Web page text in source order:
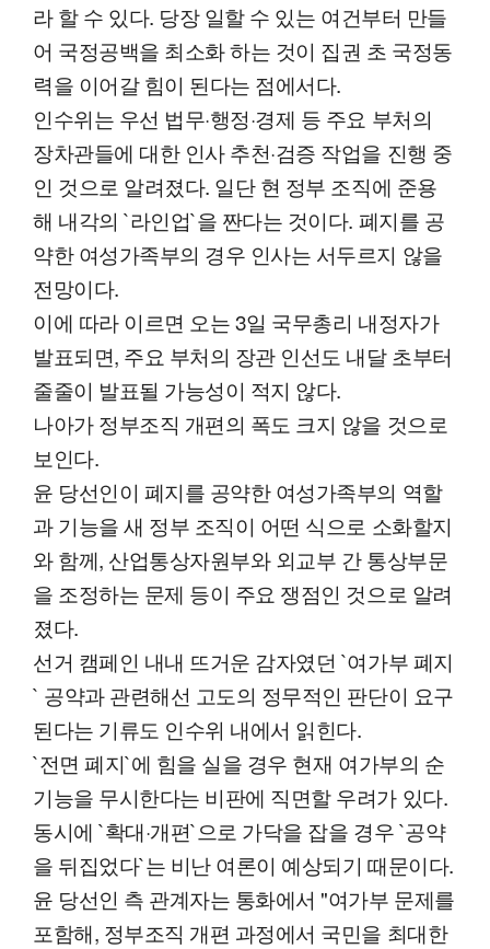
라 할 수 있다. 당장 일할 수 있는 여건부터 만들
어 국정공백을 최소화 하는 것이 집권 초 국정동
력을 이어갈 힘이 된다는 점에서다.
인수위는 우선 법무·행정·경제 등 주요 부처의
장차관들에 대한 인사 추천·검증 작업을 진행 중
인 것으로 알려졌다. 일단 현 정부 조직에 준용
해 내각의 `라인업`을 짠다는 것이다. 폐지를 공
약한 여성가족부의 경우 인사는 서두르지 않을
전망이다.
이에 따라 이르면 오는 3일 국무총리 내정자가
발표되면, 주요 부처의 장관 인선도 내달 초부터
줄줄이 발표될 가능성이 적지 않다.
나아가 정부조직 개편의 폭도 크지 않을 것으로
보인다.
윤 당선인이 폐지를 공약한 여성가족부의 역할
과 기능을 새 정부 조직이 어떤 식으로 소화할지
와 함께, 산업통상자원부와 외교부 간 통상부문
을 조정하는 문제 등이 주요 쟁점인 것으로 알려
졌다.
선거 캠페인 내내 뜨거운 감자였던 `여가부 폐지
` 공약과 관련해선 고도의 정무적인 판단이 요구
된다는 기류도 인수위 내에서 읽힌다.
`전면 폐지`에 힘을 실을 경우 현재 여가부의 순
기능을 무시한다는 비판에 직면할 우려가 있다.
동시에 `확대·개편`으로 가닥을 잡을 경우 `공약
을 뒤집었다`는 비난 여론이 예상되기 때문이다.
윤 당선인 측 관계자는 통화에서 "여가부 문제를
포함해, 정부조직 개편 과정에서 국민을 최대한